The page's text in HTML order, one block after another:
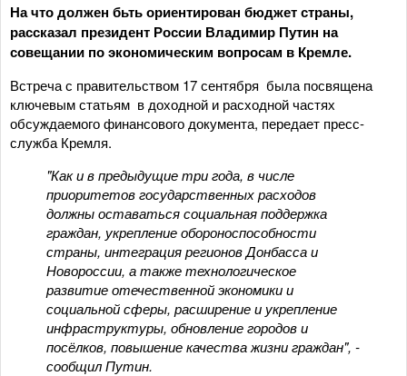
На что должен бьть ориентирован бюджет страны,
рассказал президент России Владимир Путин на
совещании по экономическим вопросам в Кремле.
Встреча с правительством 17 сентября была посвящена
ключевым статьям в доходной и расходной частях
обсуждаемого финансового документа, передает пресс-
служба Кремля.
"Как и в предыдущие три года, в числе
приоритетов государственных расходов
должны оставаться социальная поддержка
граждан, укрепление обороноспособности
страны, интеграция регионов Донбасса и
Новороссии, а также технологическое
развитие отечественной экономики и
социальной сферы, расширение и укрепление
инфраструктуры, обновление городов и
посёлков, повышение качества жизни граждан", -
сообщил Путин.